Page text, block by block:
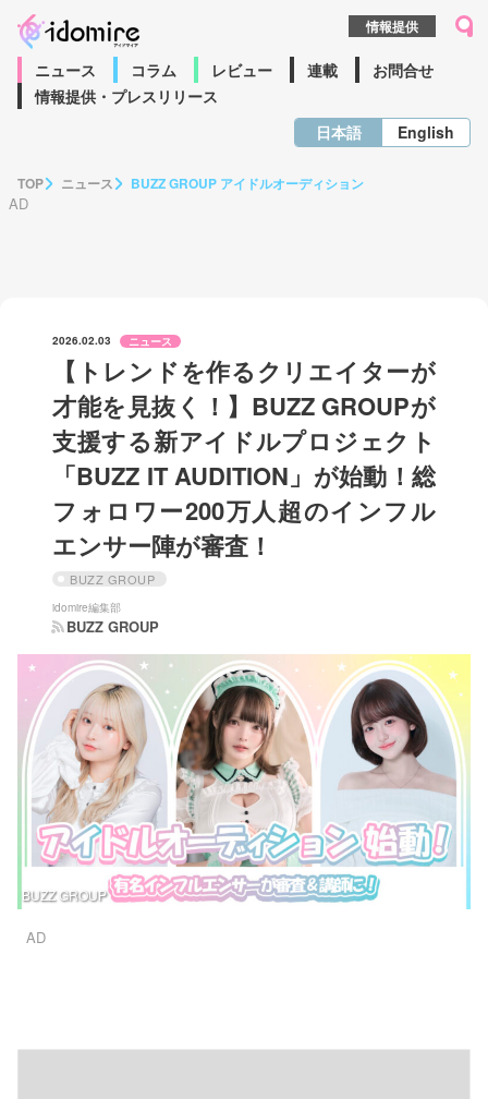
情報提供
ニュース コラム レビュー 連載
お問合せ
情報提供・プレスリリース
日本語
English
TOP ニュース BUZZ GROUP アイドルオーディション
2026.02.03 ニュース
【トレンドを作るクリエイターが
才能を見抜く！】BUZZ GROUPが
支援する新アイドルプロジェクト
「BUZZ IT AUDITION」が始動！総
フォロワー200万人超のインフル
エンサー陣が審査！
BUZZ GROUP
idomire編集部
BUZZ GROUP
BUZZ GROUP